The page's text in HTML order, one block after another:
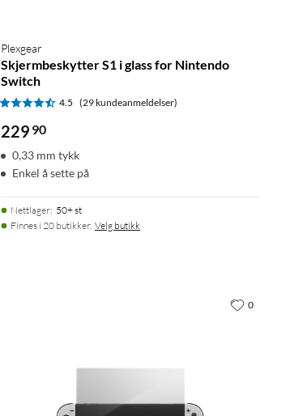
Plexgear
Skjermbeskytter S1 i glass for Nintendo
Switch
4.5 (29 kundeanmeldelser)
229 90
0,33 mm tykk
Enkel å sette på
Nettlager: 50+ st
Finnes i 20 butikker. Velg butikk
0